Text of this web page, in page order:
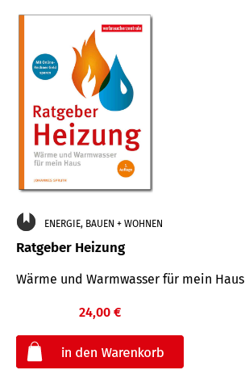
ENERGIE, BAUEN + WOHNEN
Ratgeber Heizung
Wärme und Warmwasser für mein Haus
24,00 €